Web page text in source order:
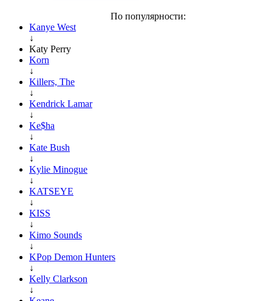
По популярности:
Kanye West
↓
Katy Perry
Korn
↓
Killers, The
↓
Kendrick Lamar
↓
Ke$ha
↓
Kate Bush
↓
Kylie Minogue
↓
KATSEYE
↓
KISS
↓
Kimo Sounds
↓
KPop Demon Hunters
↓
Kelly Clarkson
↓